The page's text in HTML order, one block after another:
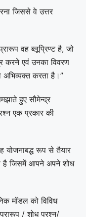
जिससे वे उत्तर
वह ब्लूप्रिण्ट है, जो
करने एवं उनका विवरण
अभिव्यक्त करता है।”
हुए सौमेन्द्र
एक प्रकार की
योजनाबद्ध रूप से तैयार
है जिसमें आपने अपने शोध
मॉडल को विविध
प्रारूप / शोध प्रश्न/